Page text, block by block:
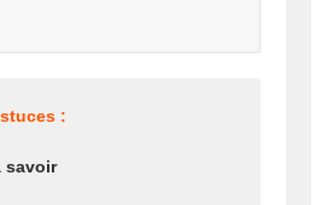
:
savoir